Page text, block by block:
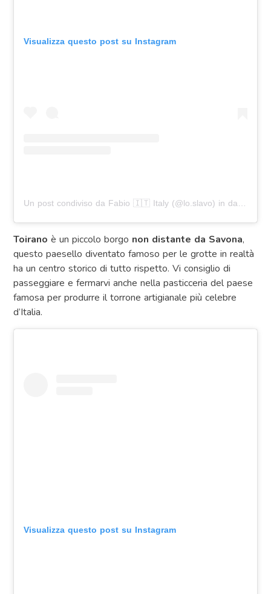
Visualizza questo post su Instagram
Un post condiviso da Fabio 🇮🇹 Italy (@lo.slavo) in data:
Toirano è un piccolo borgo non distante da Savona,
questo paesello diventato famoso per le grotte in realtà
ha un centro storico di tutto rispetto. Vi consiglio di
passeggiare e fermarvi anche nella pasticceria del paese
famosa per produrre il torrone artigianale più celebre
d’Italia.
Visualizza questo post su Instagram